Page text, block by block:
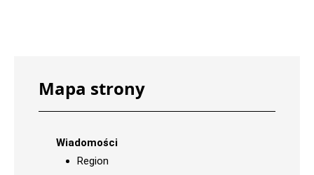
Mapa strony
Wiadomości
Region